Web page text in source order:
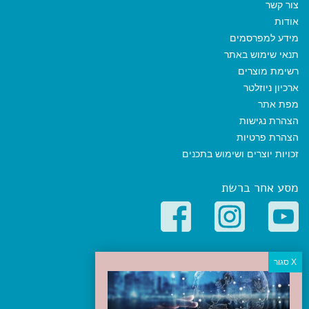
צור קשר
אודות
מידע למפרסמים
תנאי שימוש באתר
רשימת מוצרים
ארכיון ניוזלטר
מפת אתר
הצהרת נגישות
הצהרת פרטיות
זכויות יוצרים ושימוש בתכנים
מסע אחר ברשת
קטגוריות פופולריות
יעדים
טיולים בישראל